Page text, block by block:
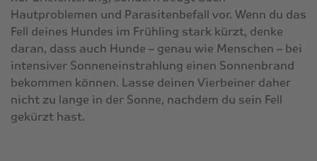
Hautproblemen und Parasitenbefall vor. Wenn du das
Fell deines Hundes im Frühling stark kürzt, denke
daran, dass auch Hunde – genau wie Menschen – bei
intensiver Sonneneinstrahlung einen Sonnenbrand
bekommen können. Lasse deinen Vierbeiner daher
nicht zu lange in der Sonne, nachdem du sein Fell
gekürzt hast.